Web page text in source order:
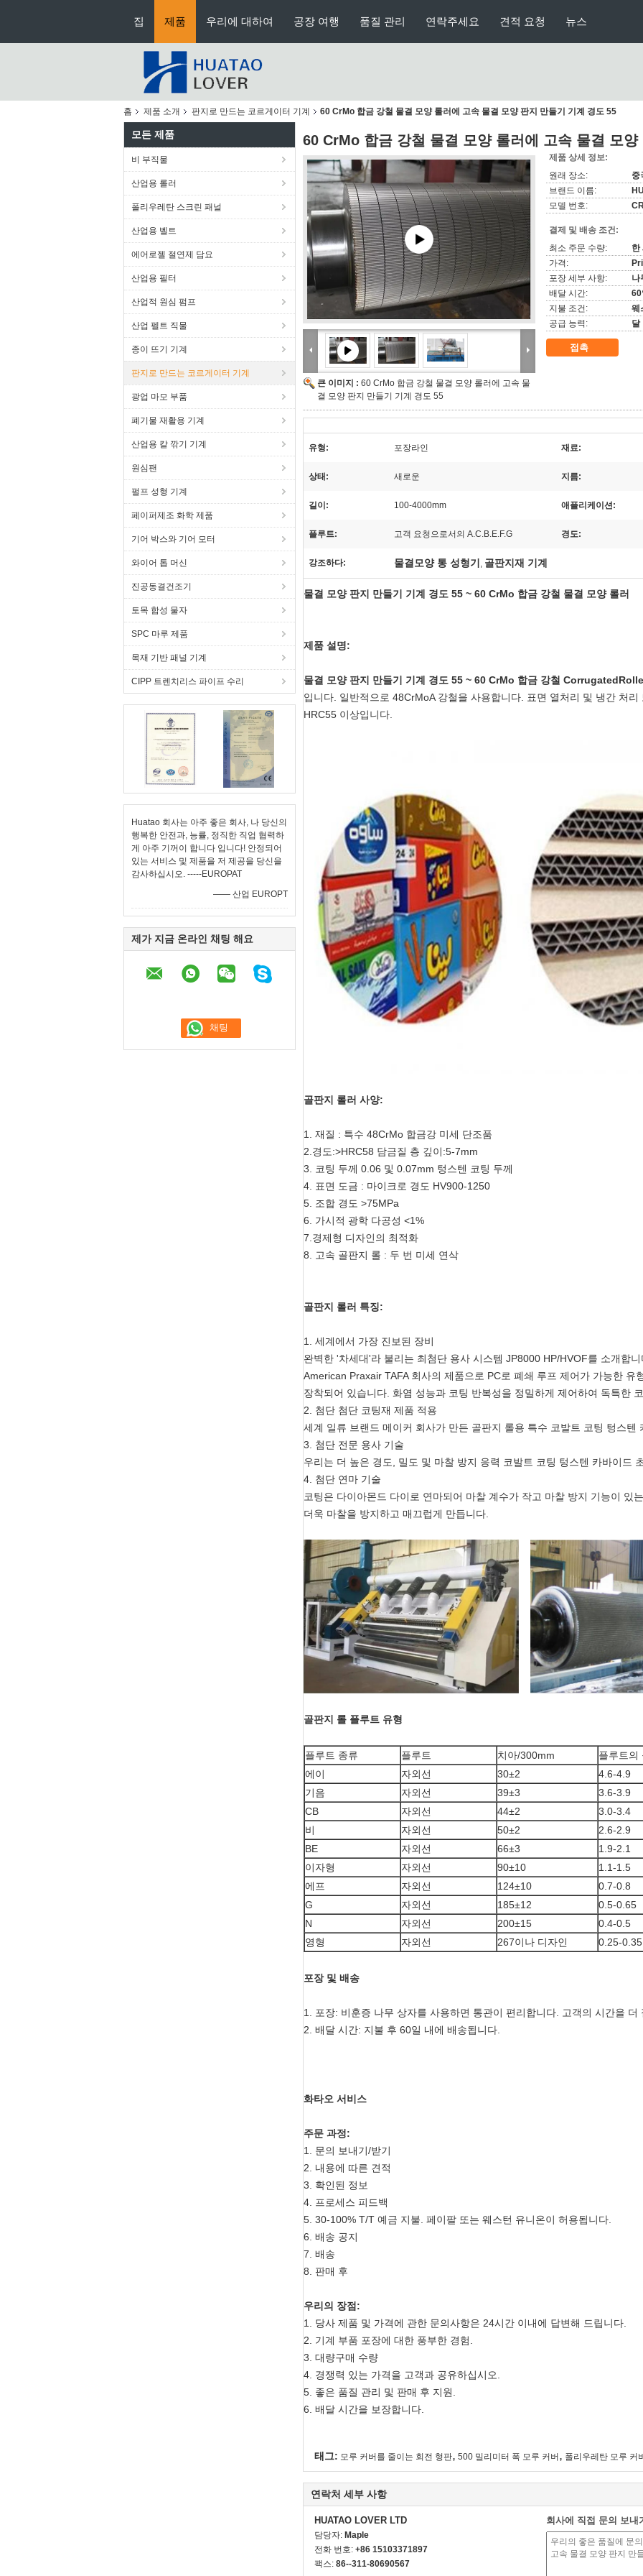
집 제품 우리에 대하여 공장 여행 품질 관리 연락주세요 견적 요청 뉴스
홈 제품 소개 판지로 만드는 코르게이터 기계 60 CrMo 합금 강철 물결 모양 롤러에 고속 물결 모양 판지 만들기 기계 경도 55
모든 제품
비 부직물
산업용 롤러
폴리우레탄 스크린 패널
산업용 벨트
에어로젤 절연제 담요
산업용 필터
산업적 원심 펌프
산업 펠트 직물
종이 뜨기 기계
판지로 만드는 코르게이터 기계
광업 마모 부품
폐기물 재활용 기계
산업용 칼 깎기 기계
원심팬
펄프 성형 기계
페이퍼제조 화학 제품
기어 박스와 기어 모터
와이어 톱 머신
진공동결건조기
토목 합성 물자
SPC 마루 제품
목재 기반 패널 기계
CIPP 트렌치리스 파이프 수리
Huatao 회사는 아주 좋은 회사, 나 당신의
행복한 안전과, 능률, 정직한 직업 협력하
게 아주 기꺼이 합니다 입니다! 안정되어
있는 서비스 및 제품을 저 제공을 당신을
감사하십시오. -----EUROPAT
—— 산업 EUROPT
제가 지금 온라인 채팅 해요
60 CrMo 합금 강철 물결 모양 롤러에 고속 물결 모
큰 이미지 : 60 CrMo 합금 강철 물결 모양 롤러에 고속 물
결 모양 판지 만들기 기계 경도 55
제품 상세 정보:
원래 장소:
중
브랜드 이름:
모델 번호:
결제 및 배송 조건:
최소 주문 수량:
한
가격:
포장 세부 사항:
나
배달 시간:
60
지불 조건:
웨
공급 능력:
달
접촉
유형: 포장라인 재료:
상태: 새로운 지름:
길이: 100-4000mm 애플리케이션:
플루트: 고객 요청으로서의 A.C.B.E.F.G 경도:
강조하다: 물결모양 통 성형기 , 골판지재 기계
물결 모양 판지 만들기 기계 경도 55 ~ 60 CrMo 합금 강철 물결 모양 롤러
제품 설명:
물결 모양 판지 만들기 기계 경도 55 ~ 60 CrMo 합금 강철
입니다. 일반적으로 48CrMoA 강철을 사용합니다. 표면 열처리 및 냉간 처
HRC55 이상입니다.
골판지 롤러 사양:
1. 재질 : 특수 48CrMo 합금강 미세 단조품
2.경도:>HRC58 담금질 층 깊이:5-7mm
3. 코팅 두께 0.06 및 0.07mm 텅스텐 코팅 두께
4. 표면 도금 : 마이크로 경도 HV900-1250
5. 조합 경도 >75MPa
6. 가시적 광학 다공성 <1%
7.경제형 디자인의 최적화
8. 고속 골판지 롤 : 두 번 미세 연삭
골판지 롤러 특징:
1. 세계에서 가장 진보된 장비
완벽한 '차세대'라 불리는 최첨단 용사 시스템 JP8000 HP/HVOF를 소개합니
American Praxair TAFA 회사의 제품으로 PC로 폐쇄 루프 제어가 가능한 유
장착되어 있습니다. 화염 성능과 코팅 반복성을 정밀하게 제어하여 독특한
2. 첨단 첨단 코팅재 제품 적용
세계 일류 브랜드 메이커 회사가 만든 골판지 롤용 특수 코발트 코팅 텅스텐
3. 첨단 전문 용사 기술
우리는 더 높은 경도, 밀도 및 마찰 방지 응력 코발트 코팅 텅스텐 카바이드
4. 첨단 연마 기술
코팅은 다이아몬드 다이로 연마되어 마찰 계수가 작고 마찰 방지 기능이 있
더욱 마찰을 방지하고 매끄럽게 만듭니다.
골판지 롤 플루트 유형
플루트 종류 플루트 치아/300mm
플루트의
에이
자외선 30±2
4.6-4.9
기음
자외선 39±3
3.6-3.9
CB
자외선 44±2
3.0-3.4
비
자외선 50±2
2.6-2.9
BE
자외선 66±3
1.9-2.1
이자형
자외선 90±10
1.1-1.5
에프
자외선 124±10
0.7-0.8
G
자외선 185±12
0.5-0.65
N
자외선 200±15
0.4-0.5
영형
자외선 267이나 디자인 0.25-0.35
포장 및 배송
1. 포장: 비훈증 나무 상자를 사용하면 통관이 편리합니다. 고객의 시간을 더
2. 배달 시간: 지불 후 60일 내에 배송됩니다.
화타오 서비스
주문 과정:
1. 문의 보내기/받기
2. 내용에 따른 견적
3. 확인된 정보
4. 프로세스 피드백
5. 30-100% T/T 예금 지불. 페이팔 또는 웨스턴 유니온이 허용됩니다.
6. 배송 공지
7. 배송
8. 판매 후
우리의 장점:
1. 당사 제품 및 가격에 관한 문의사항은 24시간 이내에 답변해 드립니다.
2. 기계 부품 포장에 대한 풍부한 경험.
3. 대량구매 수량
4. 경쟁력 있는 가격을 고객과 공유하십시오.
5. 좋은 품질 관리 및 판매 후 지원.
6. 배달 시간을 보장합니다.
태그: 모루 커버를 줄이는 회전 형판, 500 밀리미터 폭 모루 커버, 폴리우레탄 모루 커
연락처 세부 사항
HUATAO LOVER LTD
담당자: Maple
전화 번호: +86 15103371897
팩스: 86--311-80690567
회사에 직접 문의 보내